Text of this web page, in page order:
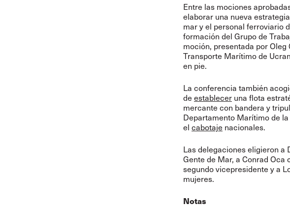
Entre las mociones
elaborar una nueva
mar y el personal ferroviario
formación del Grupo de
moción, presentada por
Transporte Marítimo de
en pie.
La conferencia también
de establecer una flota
mercante con bandera y
Departamento Marítimo de
el cabotaje nacionales.
Las delegaciones eligieron a
Gente de Mar, a Conrad
segundo vicepresidente y a
mujeres.
Notas